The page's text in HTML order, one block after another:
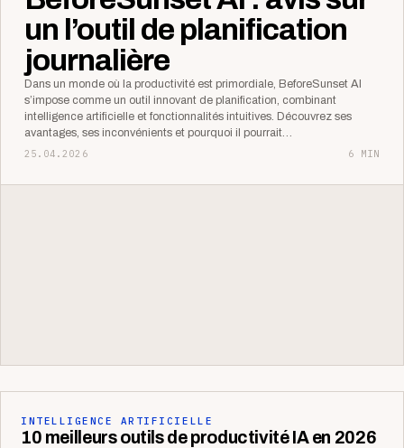
un l’outil de planification
journalière
Dans un monde où la productivité est primordiale, BeforeSunset AI
s’impose comme un outil innovant de planification, combinant
intelligence artificielle et fonctionnalités intuitives. Découvrez ses
avantages, ses inconvénients et pourquoi il pourrait…
25.04.2026
6 MIN
INTELLIGENCE ARTIFICIELLE
10 meilleurs outils de productivité IA en 2026